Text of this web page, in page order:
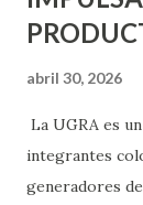
abril 30, 2026
La UGRA es
integrantes
generadores